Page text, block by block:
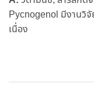
Pycnogenol มีงานวิจั
เนื่อง